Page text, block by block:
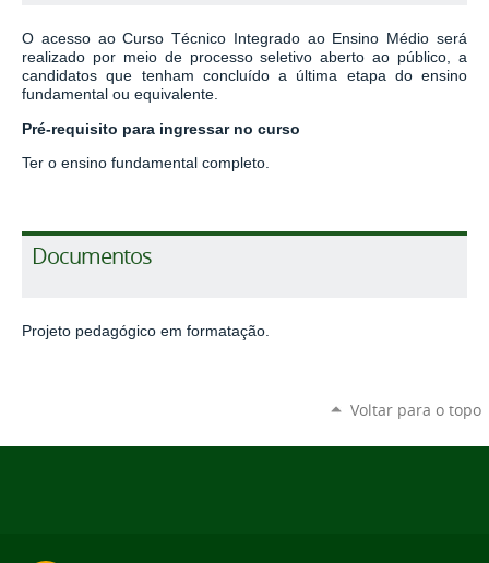
O acesso ao Curso Técnico Integrado ao Ensino Médio será
realizado por meio de processo seletivo aberto ao público, a
candidatos que tenham concluído a última etapa do ensino
fundamental ou equivalente.
Pré-requisito para ingressar no curso
Ter o ensino fundamental completo.
Documentos
Projeto pedagógico em formatação.
Voltar para o topo